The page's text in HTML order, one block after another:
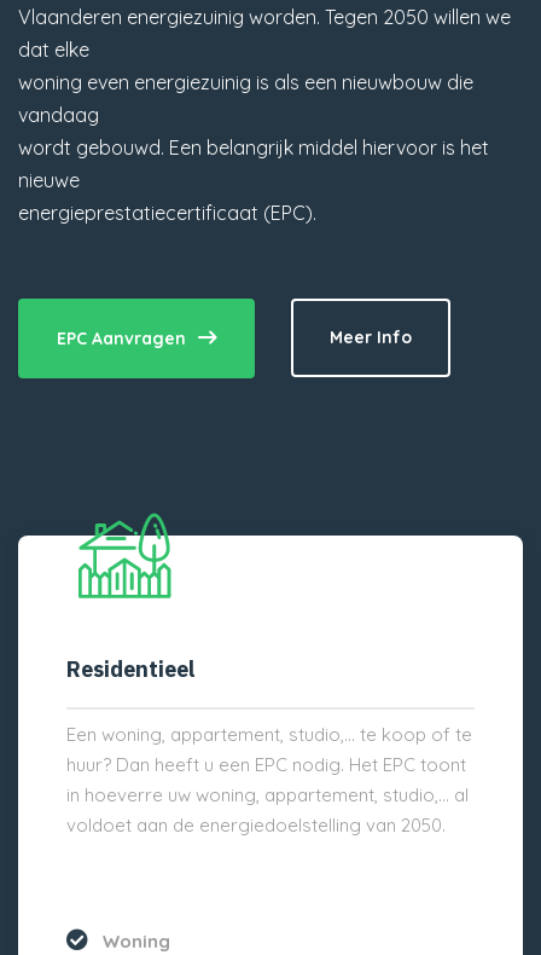
Vlaanderen energiezuinig worden. Tegen 2050 willen we
dat elke
woning even energiezuinig is als een nieuwbouw die
vandaag
wordt gebouwd. Een belangrijk middel hiervoor is het
nieuwe
energieprestatiecertificaat (EPC).
EPC Aanvragen Meer Info
Residentieel
Een woning, appartement, studio,… te koop of te
huur? Dan heeft u een EPC nodig. Het EPC toont
in hoeverre uw woning, appartement, studio,… al
voldoet aan de energiedoelstelling van 2050.
Woning